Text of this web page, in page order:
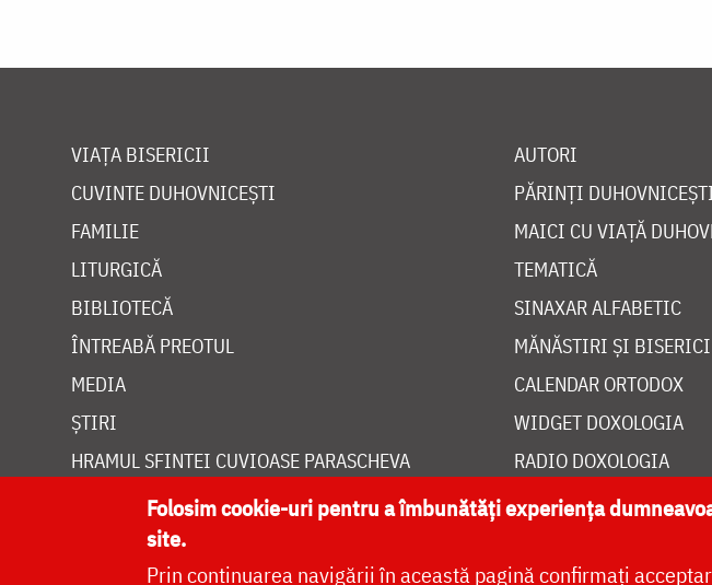
VIAȚA BISERICII
CUVINTE DUHOVNICEȘTI
FAMILIE
LITURGICĂ
BIBLIOTECĂ
ÎNTREABĂ PREOTUL
MEDIA
ȘTIRI
HRAMUL SFINTEI CUVIOASE PARASCHEVA
AUTORI
PĂRINȚI
MAICI CU VIAȚĂ
TEMATICĂ
SINAXAR ALFABETIC
MĂNĂSTIRI ȘI BISERICI
CALENDAR ORTODOX
WIDGET DOXOLOGIA
RADIO DOXOLOGIA
Folosim cookie-uri pentru a îmbunătăți experiența
site.
Prin continuarea navigării în această pagină confirmați